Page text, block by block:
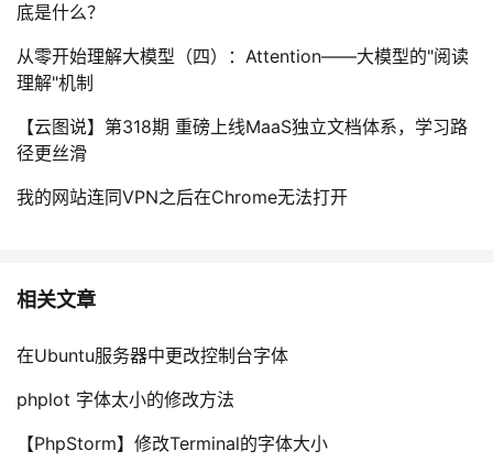
底是什么？
从零开始理解大模型（四）：Attention——大模型的"阅读
理解"机制
【云图说】第318期 重磅上线MaaS独立文档体系，学习路
径更丝滑
我的网站连同VPN之后在Chrome无法打开
相关文章
在Ubuntu服务器中更改控制台字体
phplot 字体太小的修改方法
【PhpStorm】修改Terminal的字体大小